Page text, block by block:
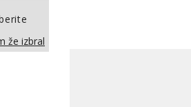
že izbral